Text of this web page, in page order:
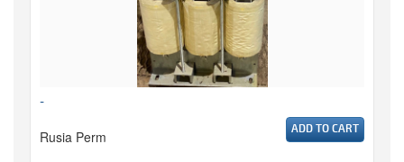
-
Rusia Perm ADD TO CART